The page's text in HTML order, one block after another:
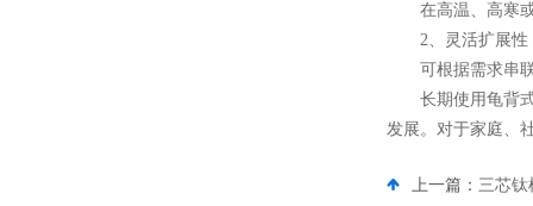
在高温、高寒或
2、灵活扩展性
可根据需求串联
长期使用龟背式
发展。对于家庭、
上一篇： 三芯钛